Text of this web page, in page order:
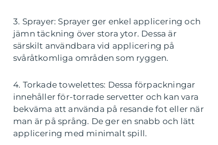
3. Sprayer: Sprayer ger enkel applicering och
jämn täckning över stora ytor. Dessa är
särskilt användbara vid applicering på
svåråtkomliga områden som ryggen.
4. Torkade towelettes: Dessa förpackningar
innehåller för-torrade servetter och kan vara
bekväma att använda på resande fot eller när
man är på språng. De ger en snabb och lätt
applicering med minimalt spill.